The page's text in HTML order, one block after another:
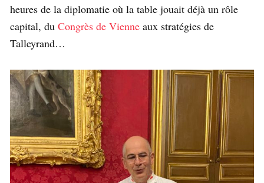
heures de la diplomatie où la table jouait déjà un rôle
capital, du Congrès de Vienne aux stratégies de
Talleyrand…